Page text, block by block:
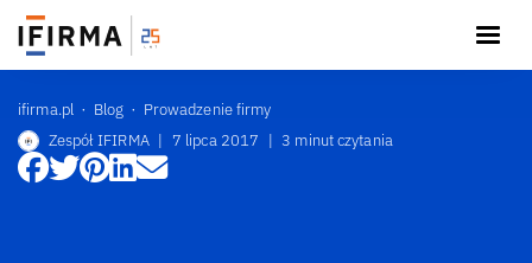
ifirma.pl Blog
Prowadzenie firmy
Zespół IFIRMA | 7 lipca 2017 | 3 minut czytania